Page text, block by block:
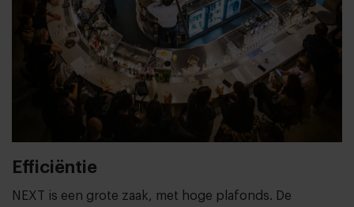
Efficiëntie
NEXT is een grote zaak, met hoge plafonds. De